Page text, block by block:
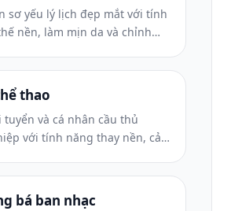
sơ yếu lý lịch đẹp mắt với tính
nền, làm mịn da và chỉnh
thư mục công ty.
thao
tuyển và cá nhân cầu thủ
với tính năng thay nền, cải
trường quay cho danh sách
bá ban nhạc